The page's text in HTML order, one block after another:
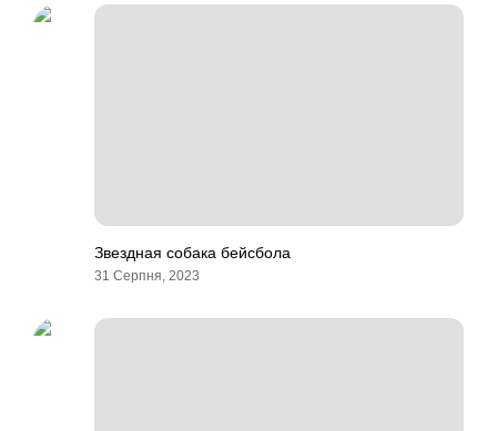
Звездная собака бейсбола
31 Серпня, 2023